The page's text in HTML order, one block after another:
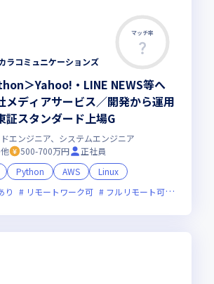
マッチ率
ラコミュニケーションズ
＞Yahoo!・LINE NEWS等へ
メディアサービス／開発から運用
証スタンダード上場G
エンジニア、システムエンジニア
500-700万円
正社員
Python AWS
Linux
り
リモートワーク可 フルリモート可